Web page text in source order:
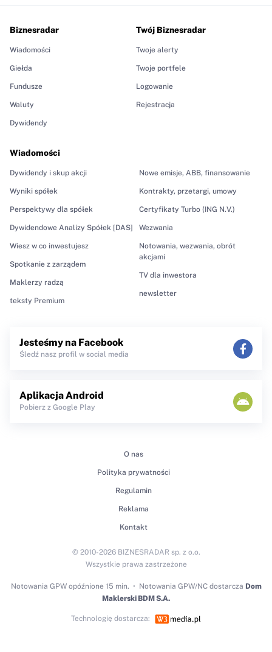
Biznesradar
Wiadomości
Giełda
Fundusze
Waluty
Dywidendy
Wiadomości
Dywidendy i skup akcji
Wyniki spółek
Perspektywy dla spółek
Dywidendowe Analizy Spółek [DAS]
Wiesz w co inwestujesz
Spotkanie z zarządem
Maklerzy radzą
teksty Premium
Nowe emisje, ABB, finansowanie
Kontrakty, przetargi, umowy
Certyfikaty Turbo (ING N.V.)
Wezwania
Notowania, wezwania, obrót
akcjami
TV dla inwestora
newsletter
Twój Biznesradar
Twoje alerty
Twoje portfele
Logowanie
Rejestracja
Jesteśmy na Facebook
Śledź nasz profil w social media
Aplikacja Android
Pobierz z Google Play
O nas
Polityka prywatności
Regulamin
Reklama
Kontakt
Notowania GPWopóźnione 15 min. Notowania GPW/NC dostarcza Dom
Maklerski BDM S.A.
© 2010-2026 BIZNESRADAR sp. z o.o.
Wszystkie prawa zastrzeżone
Technologię dostarcza: